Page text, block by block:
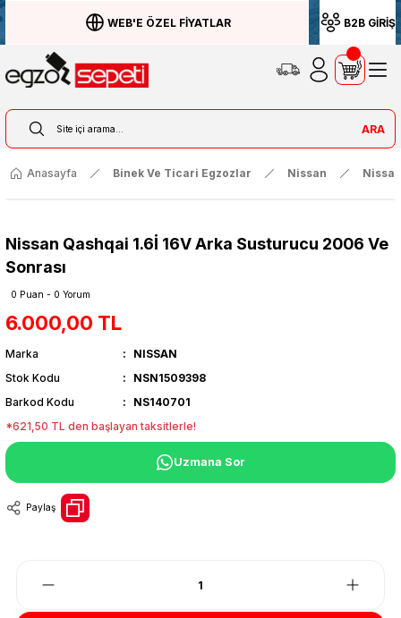
WEB'E ÖZEL FİYATLAR B2B GİRİŞ
ARA
Anasayfa Binek Ve Ticari Egzozlar Nissan
Nissan Qashqai 1.6İ 16V Arka Susturucu 2006 Ve
Sonrası
0 Puan - 0 Yorum
6.000,00 TL
Marka
NISSAN
Stok Kodu
NSN1509398
Barkod Kodu
NS140701
*621,50 TL den başlayan taksitlerle!
Uzmana Sor
Paylaş